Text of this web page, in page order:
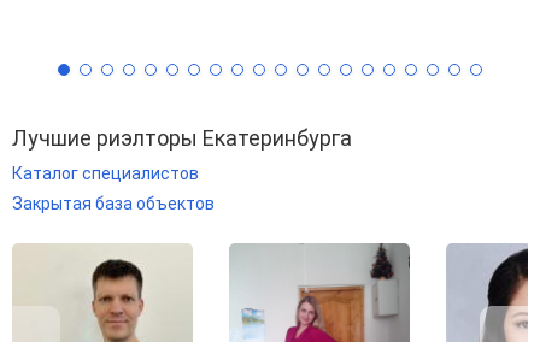
Лучшие риэлторы Екатеринбурга
Каталог специалистов
Закрытая база объектов